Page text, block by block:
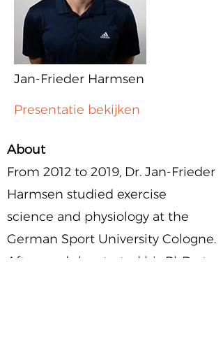
Jan-Frieder Harmsen
Presentatie bekijken
About
From 2012 to 2019, Dr. Jan-Frieder
Harmsen studied exercise
science and physiology at the
German Sport University Cologne.
Afterwards he started his PhD at